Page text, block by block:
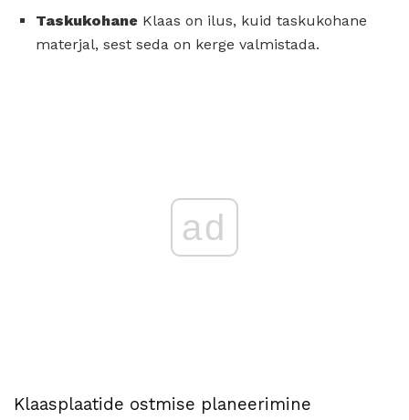
Taskukohane Klaas on ilus, kuid taskukohane
materjal, sest seda on kerge valmistada.
ad
Klaasplaatide ostmise planeerimine